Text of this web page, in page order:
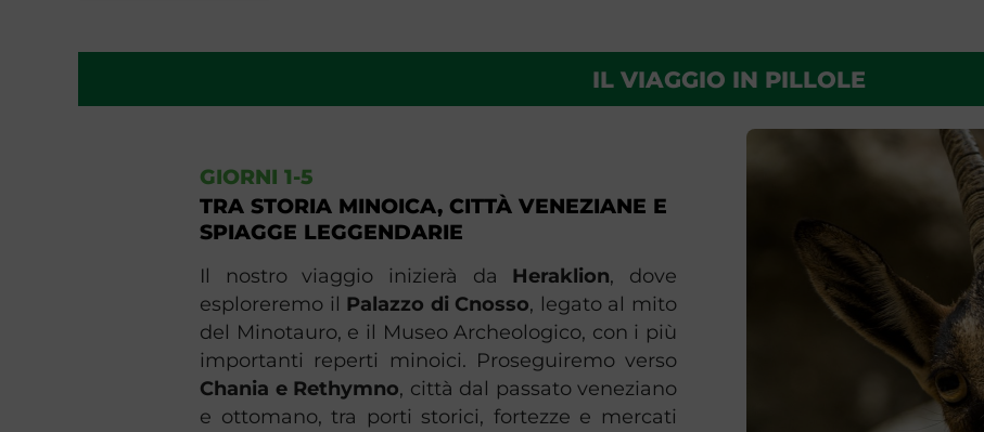
IL VIAGGIO IN PILLOLE
GIORNI 1-5
TRA STORIA MINOICA, CITTÀ VENEZIANE E
SPIAGGE LEGGENDARIE
Il nostro viaggio inizierà da Heraklion, dove
esploreremo il Palazzo di Cnosso, legato al mito
del Minotauro, e il Museo Archeologico, con i più
importanti reperti minoici. Proseguiremo verso
Chania e Rethymno, città dal passato veneziano
e ottomano, tra porti storici, fortezze e mercati